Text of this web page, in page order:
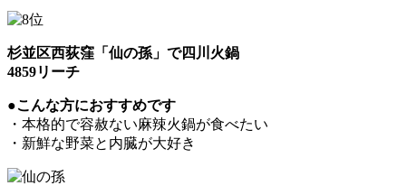
杉並区西荻窪「仙の孫」で四川火鍋
4859リーチ
●こんな方におすすめです
・本格的で容赦ない麻辣火鍋が食べたい
・新鮮な野菜と内臓が大好き